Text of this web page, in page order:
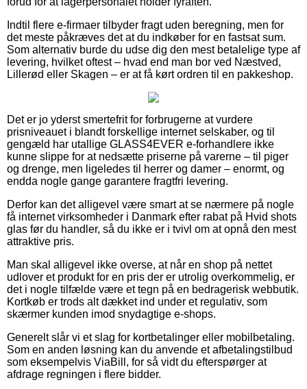
Indtil flere e-firmaer tilbyder fragt uden beregning, men for
det meste påkræves det at du indkøber for en fastsat sum.
Som alternativ burde du udse dig den mest betalelige type af
levering, hvilket oftest – hvad end man bor ved Næstved,
Lillerød eller Skagen – er at få kørt ordren til en pakkeshop.
Det er jo yderst smertefrit for forbrugerne at vurdere
prisniveauet i blandt forskellige internet selskaber, og til
gengæld har utallige GLASS4EVER e-forhandlere ikke
kunne slippe for at nedsætte priserne på varerne – til piger
og drenge, men ligeledes til herrer og damer – enormt, og
endda nogle gange garantere fragtfri levering.
Derfor kan det alligevel være smart at se nærmere på nogle
få internet virksomheder i Danmark efter rabat på Hvid shots
glas før du handler, så du ikke er i tvivl om at opnå den mest
attraktive pris.
Man skal alligevel ikke overse, at når en shop på nettet
udlover et produkt for en pris der er utrolig overkommelig, er
det i nogle tilfælde være et tegn på en bedragerisk webbutik.
Kortkøb er trods alt dækket ind under et regulativ, som
skærmer kunden imod snydagtige e-shops.
Generelt slår vi et slag for kortbetalinger eller mobilbetaling.
Som en anden løsning kan du anvende et afbetalingstilbud
som eksempelvis ViaBill, for så vidt du efterspørger at
afdrage regningen i flere bidder.